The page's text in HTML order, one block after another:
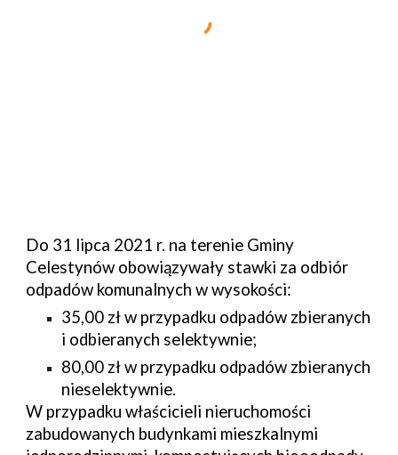
Do 31 lipca
Celestynów obowiązywały stawki za odbiór
odpadów komunalnych w wysokości:
35,00 zł w przypadku odpadów zbieranych
i odbieranych selektywnie;
80,00 zł w przypadku odpadów zbieranych
nieselektywnie.
W przypadku właścicieli nieruchomości
zabudowanych budynkami mieszkalnymi